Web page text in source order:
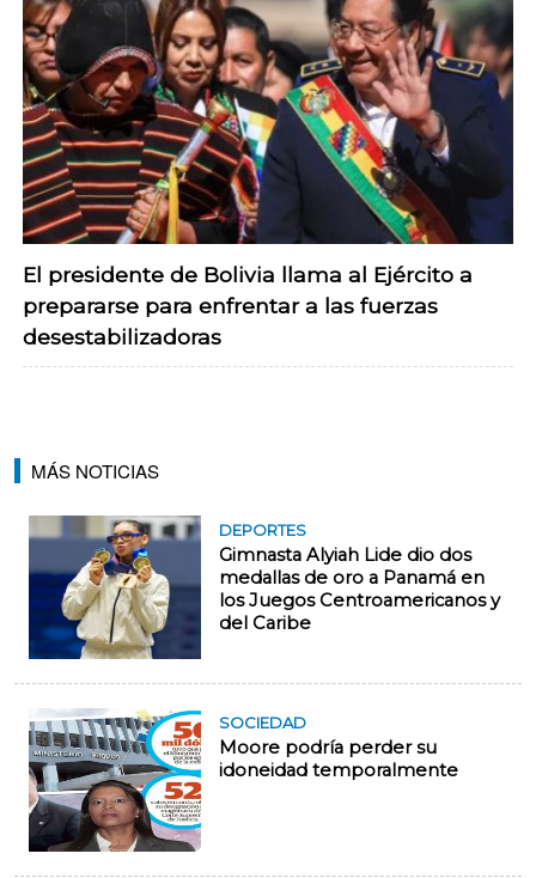
El presidente de Bolivia llama al Ejército a
prepararse para enfrentar a las fuerzas
desestabilizadoras
MÁS NOTICIAS
DEPORTES
Gimnasta Alyiah Lide dio dos
medallas de oro a Panamá en
los Juegos Centroamericanos y
del Caribe
SOCIEDAD
Moore podría perder su
idoneidad temporalmente